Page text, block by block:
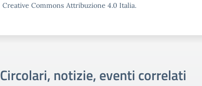
Creative Commons Attribuzione 4.0 Italia.
Circolari, notizie, eventi correlati